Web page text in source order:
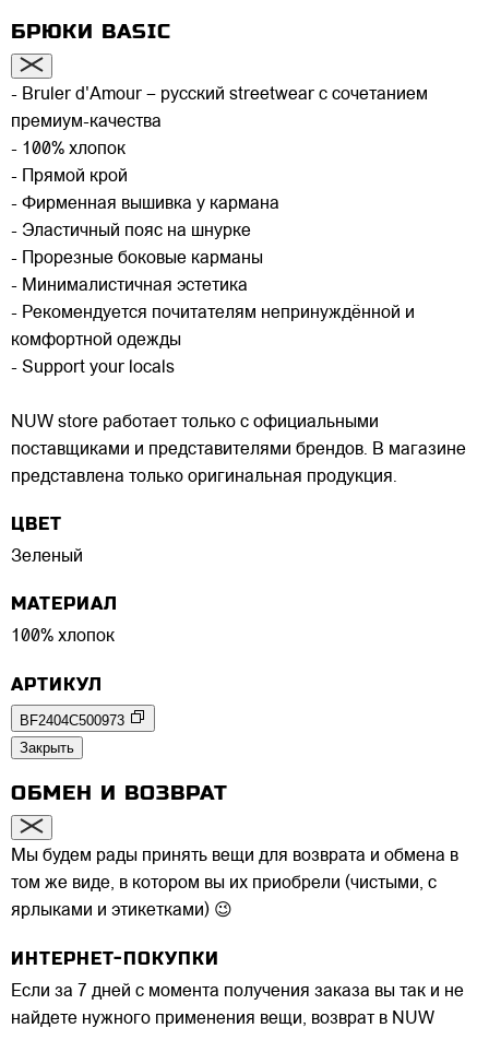
БРЮКИ BASIC
- Bruler d'Amour – русский streetwear с сочетанием
премиум-качества
- 100% хлопок
- Прямой крой
- Фирменная вышивка у кармана
- Эластичный пояс на шнурке
- Прорезные боковые карманы
- Минималистичная эстетика
- Рекомендуется почитателям непринуждённой и
комфортной одежды
- Support your locals
NUW store работает только с официальными
поставщиками и представителями брендов. В магазине
представлена только оригинальная продукция.
ЦВЕТ
Зеленый
МАТЕРИАЛ
100% хлопок
АРТИКУЛ
BF2404C500973
Закрыть
ОБМЕН И ВОЗВРАТ
Мы будем рады принять вещи для возврата и обмена в
том же виде, в котором вы их приобрели (чистыми, с
ярлыками и этикетками) 😉
ИНТЕРНЕТ-ПОКУПКИ
Если за 7 дней с момента получения заказа вы так и не
найдете нужного применения вещи, возврат в NUW